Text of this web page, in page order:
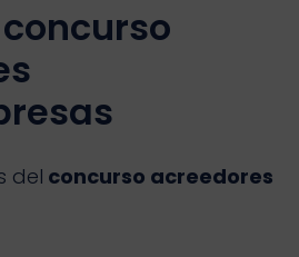
del concurso acreedores